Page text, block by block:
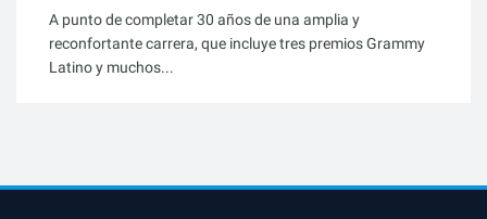
A punto de completar 30 años de una amplia y
reconfortante carrera, que incluye tres premios Grammy
Latino y muchos...